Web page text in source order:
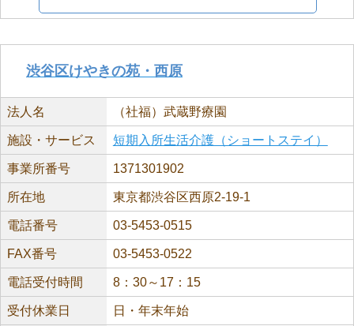
渋谷区けやきの苑・西原
法人名 （社福）武蔵野療園
施設・サービス 短期入所生活介護（ショートステイ）
事業所番号 1371301902
所在地 東京都渋谷区西原2-19-1
電話番号 03-5453-0515
FAX番号 03-5453-0522
電話受付時間 8：30～17：15
受付休業日 日・年末年始